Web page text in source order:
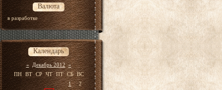
Валюта
в разработке
Календарь
« Декабрь 2012 »
ПН ВТ СР ЧТ ПТ СБ ВС
1
2